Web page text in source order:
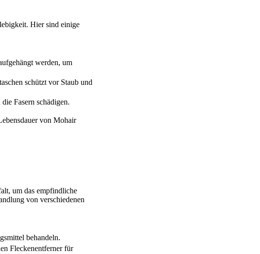
Hier sind einige
werden, um
schützt vor Staub und
Fasern schädigen.
von Mohair
um das empfindliche
von verschiedenen
behandeln.
Fleckenentferner für